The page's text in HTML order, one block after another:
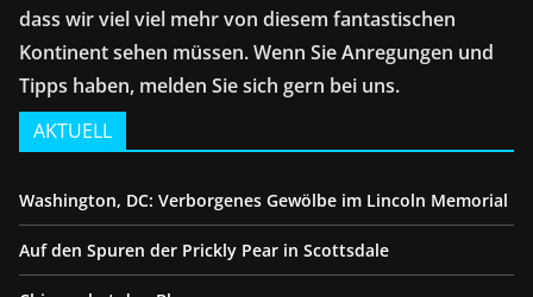
dass wir viel viel mehr von diesem fantastischen
Kontinent sehen müssen. Wenn Sie Anregungen und
Tipps haben, melden Sie sich gern bei uns.
AKTUELL
Washington, DC: Verborgenes Gewölbe im Lincoln Memorial
Auf den Spuren der Prickly Pear in Scottsdale